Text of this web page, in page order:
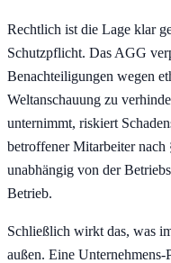
Rechtlich ist die Lage klar
Schutzpflicht. Das AGG
Benachteiligungen wegen
Weltanschauung zu
unternimmt, riskiert
betroffener Mitarbeiter
unabhängig von der
Betrieb.
Schließlich wirkt das, was
außen. Eine